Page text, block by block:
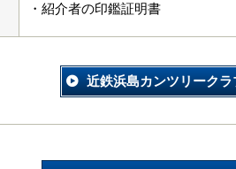
・紹介者の印鑑証明書
近鉄浜島カンツリーク